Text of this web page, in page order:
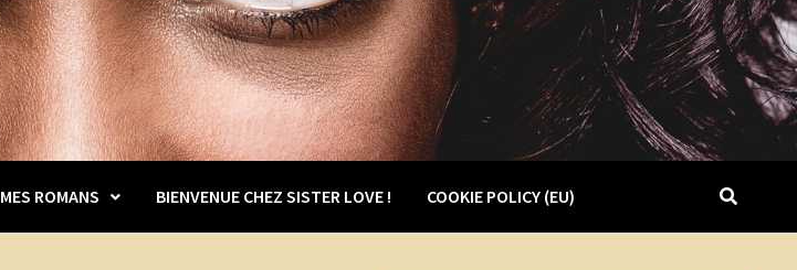
MES ROMANS BIENVENUE CHEZ SISTER LOVE ! COOKIE POLICY (EU)